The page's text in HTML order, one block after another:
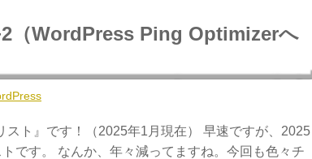
（WordPress Ping Optimizerへ
スト』です！（2025年1月現在） 早速ですが、2025
です。 なんか、年々減ってますね。今回も色々チ